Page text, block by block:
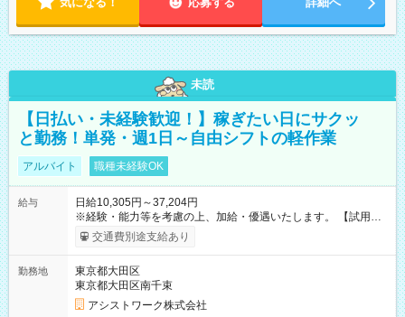
未読
【日払い・未経験歓迎！】稼ぎたい日にサクッ
と勤務！単発・週1日～自由シフトの軽作業
アルバイト 職種未経験OK
給与
日給10,305円～37,204円
※経験・能力等を考慮の上、加給・優遇いたします。 【試用期
間】試用期間なし
交通費別途支給あり
勤務地
東京都大田区
東京都大田区南千束
アシストワーク株式会社